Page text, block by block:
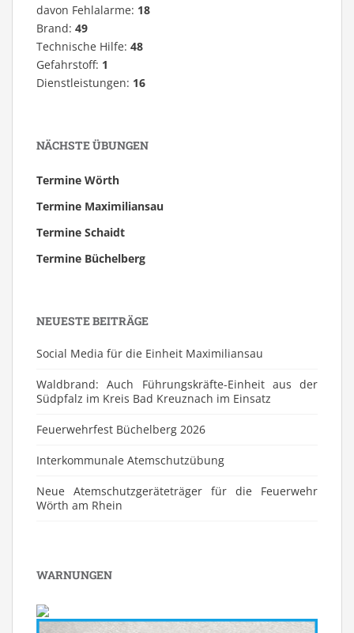
davon Fehlalarme: 18
Brand: 49
Technische Hilfe: 48
Gefahrstoff: 1
Dienstleistungen: 16
NÄCHSTE ÜBUNGEN
Termine Wörth
Termine Maximiliansau
Termine Schaidt
Termine Büchelberg
NEUESTE BEITRÄGE
Social Media für die Einheit Maximiliansau
Waldbrand: Auch Führungskräfte-Einheit aus der
Südpfalz im Kreis Bad Kreuznach im Einsatz
Feuerwehrfest Büchelberg 2026
⁠Interkommunale Atemschutzübung
Neue Atemschutzgeräteträger für die Feuerwehr
Wörth am Rhein
WARNUNGEN